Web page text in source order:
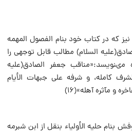
که در کتاب خود بنام الفصول المهمه
السلام) مطالب قابل توجهى را
جعفر الصادق(علیه
کامله، و شرفه على جبهات الأیام
و مآثره آهله»(۱۶)
بنام حلیه الأولیاء بنقل از ابن شبرمه